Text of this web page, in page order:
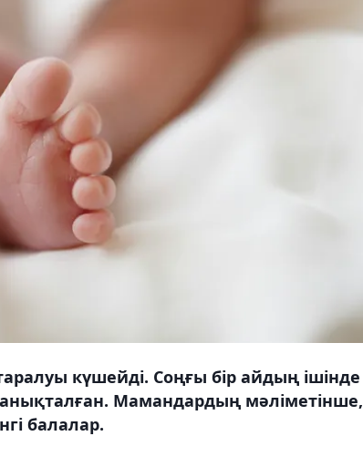
күшейді. Соңғы бір айдың ішінде
Мамандардың мәліметінше,
балалар.